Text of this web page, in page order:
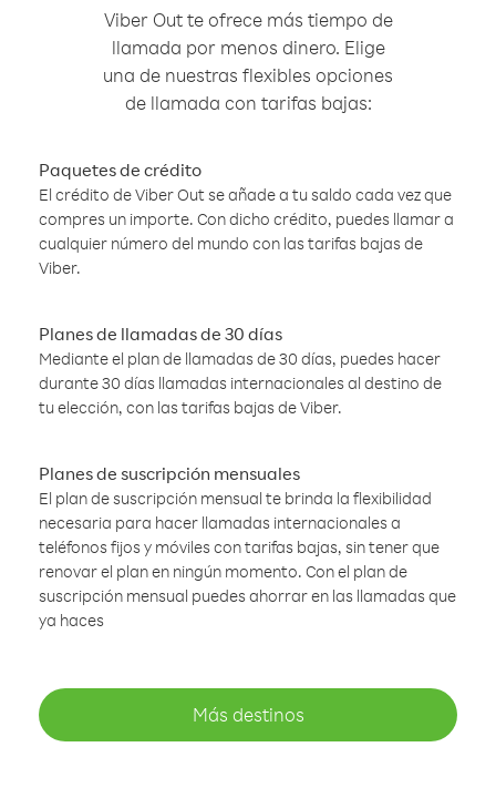
Viber Out te ofrece más tiempo de
llamada por menos dinero. Elige
una de nuestras flexibles opciones
de llamada con tarifas bajas:
Paquetes de crédito
El crédito de Viber Out se añade a tu saldo cada vez que
compres un importe. Con dicho crédito, puedes llamar a
cualquier número del mundo con las tarifas bajas de
Viber.
Planes de llamadas de 30 días
Mediante el plan de llamadas de 30 días, puedes hacer
durante 30 días llamadas internacionales al destino de
tu elección, con las tarifas bajas de Viber.
Planes de suscripción mensuales
El plan de suscripción mensual te brinda la flexibilidad
necesaria para hacer llamadas internacionales a
teléfonos fijos y móviles con tarifas bajas, sin tener que
renovar el plan en ningún momento. Con el plan de
suscripción mensual puedes ahorrar en las llamadas que
ya haces
Más destinos